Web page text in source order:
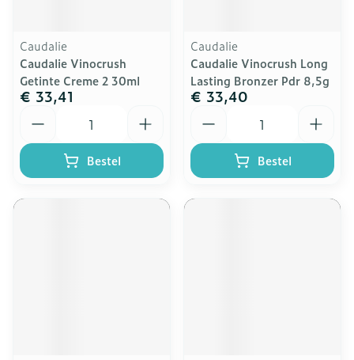
Caudalie
Caudalie Vinocrush
Getinte Creme 2 30ml
€ 33,41
Bestel
Caudalie
Caudalie Vinocrush Long
Lasting Bronzer Pdr 8,5g
€ 33,40
Bestel